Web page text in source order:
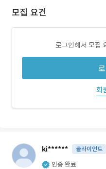
모집 요건
로그인해서 모집
회
ki****** 클라이언트
인증 완료